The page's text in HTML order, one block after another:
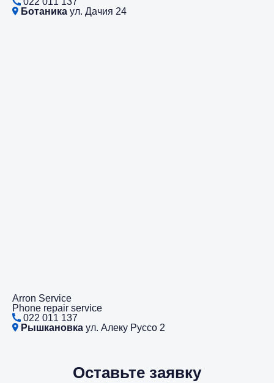
Ботаника ул. Дачия 24
Arron Service
Phone repair service
022 011 137
Рышкановка ул. Алеку Руссо 2
Оставьте заявку